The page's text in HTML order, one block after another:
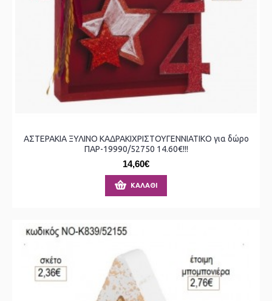
ΑΣΤΕΡΑΚΙΑ ΞΥΛΙΝΟ ΚΑΔΡΑΚΙΧΡΙΣΤΟΥΓΕΝΝΙΑΤΙΚΟ για δώρο
ΠΑΡ-19990/52750 14.60€!!!
14,60€
ΚΑΛΆΘΙ